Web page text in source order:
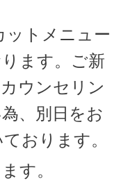
ットメニュー
ます。ご新
ウンセリン
、別日をお
おります。
す。